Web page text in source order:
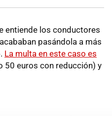
entiende los conductores
pasándola a más
La multa en este caso es
50 euros con reducción) y